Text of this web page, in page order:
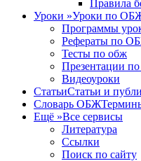
Правила
Уроки »Уроки по
Программы
Рефераты по
Тесты по обж
Презентации
Видеоуроки
СтатьиСтатьи и
Словарь ОБЖ
Ещё »Все сервисы
Литература
Ссылки
Поиск по сайту